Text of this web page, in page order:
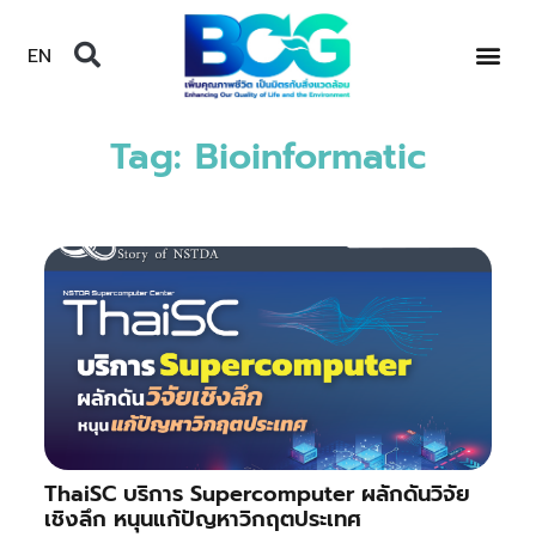
EN
Tag: Bioinformatic
ThaiSC บริการ Supercomputer ผลักดันวิจัย
เชิงลึก หนุนแก้ปัญหาวิกฤตประเทศ